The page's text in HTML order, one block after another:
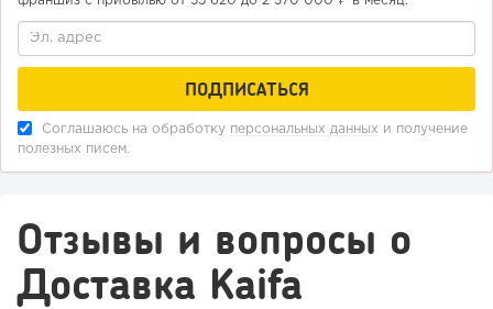
Соглашаюсь на обработку персональных данных и получение
полезных писем.
Отзывы и вопросы о
Доставка Kaifa